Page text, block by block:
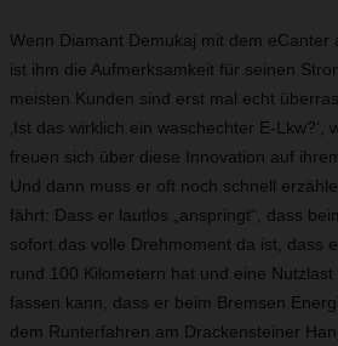
Wenn Diamant Demukaj mit dem eCanter
ist ihm die Aufmerksamkeit für seinen
meisten Kunden sind erst mal echt
‚Ist das wirklich ein waschechter E-Lkw?‘,
freuen sich über diese Innovation auf
Und dann muss er oft noch schnell
fährt: Dass er lautlos „anspringt“, dass
sofort das volle Drehmoment da ist, dass
rund 100 Kilometern hat und eine
fassen kann, dass er beim Bremsen
dem Runterfahren am Drackensteiner